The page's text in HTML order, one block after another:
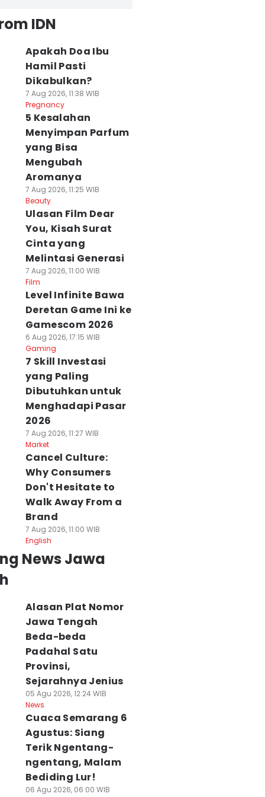
IDN
Apakah Doa Ibu
Hamil Pasti
Dikabulkan?
7 Aug 2026, 11:38 WIB
Pregnancy
5 Kesalahan
Menyimpan Parfum
yang Bisa
Mengubah
Aromanya
7 Aug 2026, 11:25 WIB
Beauty
Ulasan Film Dear
You, Kisah Surat
Cinta yang
Melintasi Generasi
7 Aug 2026, 11:00 WIB
Film
Level Infinite Bawa
Deretan Game Ini ke
Gamescom 2026
6 Aug 2026, 17:15 WIB
Gaming
7 Skill Investasi
yang Paling
Dibutuhkan untuk
Menghadapi Pasar
2026
7 Aug 2026, 11:27 WIB
Market
Cancel Culture:
Why Consumers
Don't Hesitate to
Walk Away From a
Brand
7 Aug 2026, 11:00 WIB
English
News Jawa
Alasan Plat Nomor
Jawa Tengah
Beda-beda
Padahal Satu
Provinsi,
Sejarahnya Jenius
05 Agu 2026, 12:24 WIB
News
Cuaca Semarang 6
Agustus: Siang
Terik Ngentang-
ngentang, Malam
Bediding Lur!
06 Agu 2026, 06:00 WIB